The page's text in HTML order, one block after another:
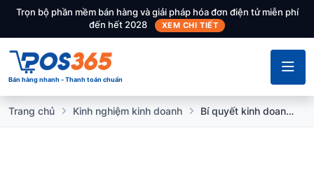
Trọn bộ phần mềm bán hàng và giải pháp hóa đơn điện tử miễn phí
đến hết 2028
XEM CHI TIẾT
Bán hàng nhanh - Thanh toán chuẩn
Trang chủ Kinh nghiệm kinh doanh Bí quyết kinh doanh cửa hàng thuốc thành công